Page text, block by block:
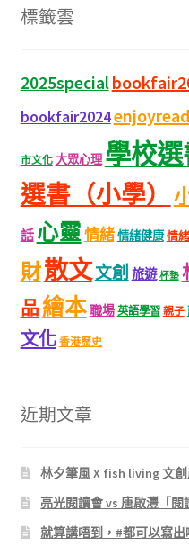
字:
標籤雲
2025special
bookfair2024
市文化 大眾心理 學校選
選書（小學）
話 心靈情緒情緒健康情
財散文文創 旅遊 杯墊
品繪本職場 英語學習 親子
文化 香港歷史
近期文章
林夕筆風 X fish living 文
亮光閱讀會 vs 唐啟灃「
就算講唔到，#都可以寫出